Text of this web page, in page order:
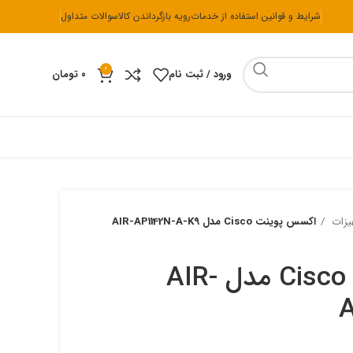
شرایط و قوانین استفاده از خدماترویه بازگرداندن کالاسوالات متداول
ورود / ثبت نام 0 ۰ تومان
اس اس دی SATA
موس و کیبورد تسکو
اکسس پوینت Cisco مدل AIR-AP1142N-A-K9
اکسس پوینت Cisco مدل AIR-